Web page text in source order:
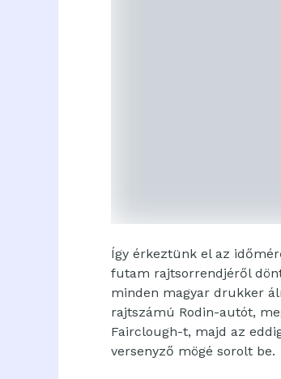
Így érkeztünk el az
futam rajtsorrendjéről
minden magyar drukker
rajtszámú Rodin-autót,
Fairclough-t, majd az
versenyző mögé sorolt be.